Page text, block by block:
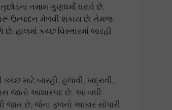
તમામ ગુણધર્મો ધરાવે છે.
ઉત્પાદન મેળવી શકાય છે. તેમજ
હાલમાં કચ્છ વિસ્તારમાં બારહી
માટે બારહી, હલાવી, ખદ્રાવી,
જાતો આશાસ્પદ છે. આ બધી
જાત છે, જેના ફળનો આકાર સોપારી